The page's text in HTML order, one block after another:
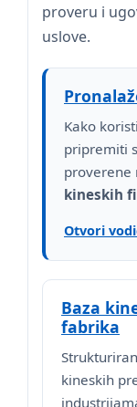
proveru i
uslove.
Kako
pripremiti
proverene
kineskih
Otvori
Baza
fabrika
kineskih